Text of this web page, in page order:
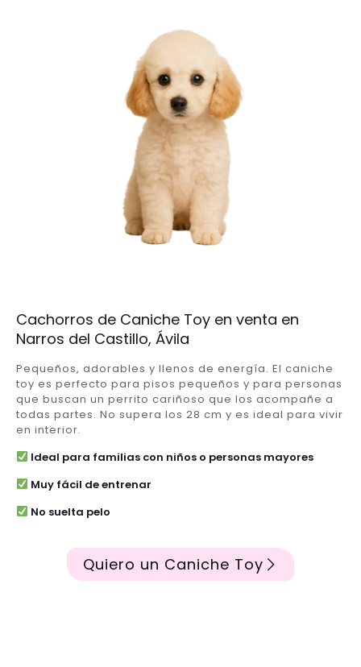
Cachorros de Caniche Toy en venta en
Narros del Castillo, Ávila
Pequeños, adorables y llenos de energía. El caniche
toy es perfecto para pisos pequeños y para personas
que buscan un perrito cariñoso que los acompañe a
todas partes. No supera los 28 cm y es ideal para vivir
en interior.
Ideal para familias con niños o personas mayores
Muy fácil de entrenar
No suelta pelo
Quiero un Caniche Toy